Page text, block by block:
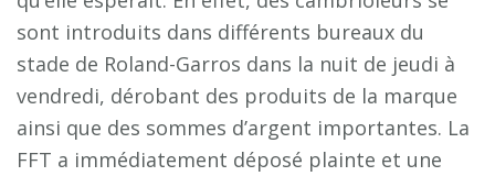
sont introduits dans différents bureaux du
stade de Roland-Garros dans la nuit de jeudi à
vendredi, dérobant des produits de la marque
ainsi que des sommes d’argent importantes. La
FFT a immédiatement déposé plainte et une